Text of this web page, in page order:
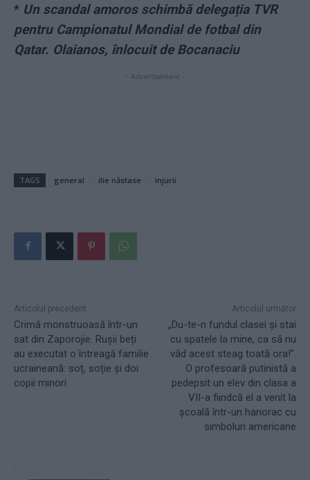
* Un scandal amoros schimbă delegația TVR
pentru Campionatul Mondial de fotbal din
Qatar. Olaianos, înlocuit de Bocanaciu
- Advertisement -
TAGS general ilie năstase injurii
Articolul precedent
Crimă monstruoasă într-un
sat din Zaporojie. Rușii beți
au executat o întreagă familie
ucraineană: soț, soție și doi
copii minori
Articolul următor
„Du-te-n fundul clasei și stai
cu spatele la mine, ca să nu
văd acest steag toată ora!”.
O profesoară putinistă a
pedepsit un elev din clasa a
VII-a fiindcă el a venit la
școală într-un hanorac cu
simboluri americane